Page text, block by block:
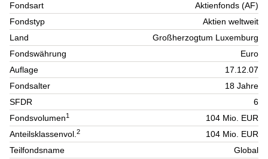
Fondsart
Aktienfonds (AF)
Fondstyp
Aktien weltweit
Land
Großherzogtum Luxemburg
Fondswährung
Euro
Auflage
17.12.07
Fondsalter
18 Jahre
SFDR
6
Fondsvolumen1
104 Mio. EUR
Anteilsklassenvol.2
104 Mio. EUR
Teilfondsname
Global